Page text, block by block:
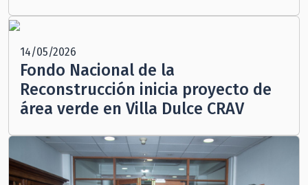
14/05/2026
Fondo Nacional de la
Reconstrucción inicia proyecto de
área verde en Villa Dulce CRAV